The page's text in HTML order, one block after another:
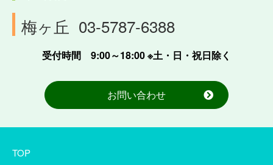
梅ヶ丘 03-5787-6388
受付時間 9:00～18:00 ※土・日・祝日除く
お問い合わせ
TOP